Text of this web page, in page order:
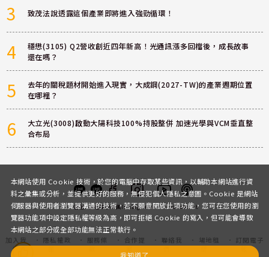
3 致茂法說透露這個產業即將進入強勁循環！
4
穩懋(3105) Q2營收創近四年新高！光通訊漲多回檔後，成長故事
還在嗎？
5
去年的關稅題材開始進入現實，大成鋼(2027-TW)的產業週期位置
在哪裡？
6
大立光(3008)啟動大陽科技100%持股整併 加速光學與VCM垂直整
合布局
客服 討論區粉絲團InstagramYoutubePodcast
加入我
們
隱私權政
服務條
合作提
聯絡我
場地租
訂閱電子
本網站使用 Cookie 技術，於您的電腦中存取某些資訊，以輔助本網站進行資
料之彙集或分析，並提供更好的服務，無侵犯個人隱私之意圖。Cookie 是網站
伺服器與使用者瀏覽器溝通的技術，若不願意開放此項功能，您可在您使用的瀏
覽器功能項中設定隱私權等級為高，即可拒絕 Cookie 的寫入，但可能會導致
本網站之部分或全部功能無法正常執行。